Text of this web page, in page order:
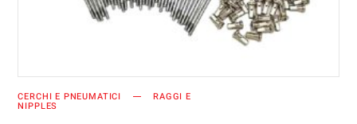
CERCHI E PNEUMATICI RAGGI E
NIPPLES